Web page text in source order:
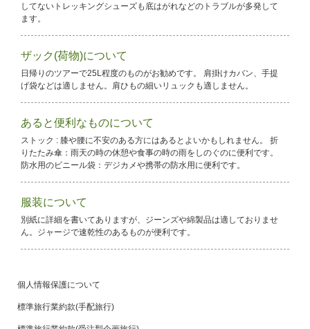
してないトレッキングシューズも底はがれなどのトラブルが多発して
ます。
ザック(荷物)について
日帰りのツアーで25L程度のものがお勧めです。 肩掛けカバン、手提
げ袋などは適しません。肩ひもの細いリュックも適しません。
あると便利なものについて
ストック : 膝や腰に不安のある方にはあるとよいかもしれません。 折
りたたみ傘：雨天の時の休憩や食事の時の雨をしのぐのに便利です。
防水用のビニール袋：デジカメや携帯の防水用に便利です。
服装について
別紙に詳細を書いてありますが、ジーンズや綿製品は適しておりませ
ん。ジャージで速乾性のあるものが便利です。
個人情報保護について
標準旅行業約款(手配旅行)